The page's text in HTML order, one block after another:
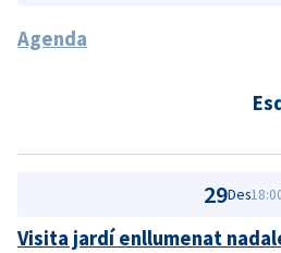
Agenda
29Des
Visita jardí enllumenat